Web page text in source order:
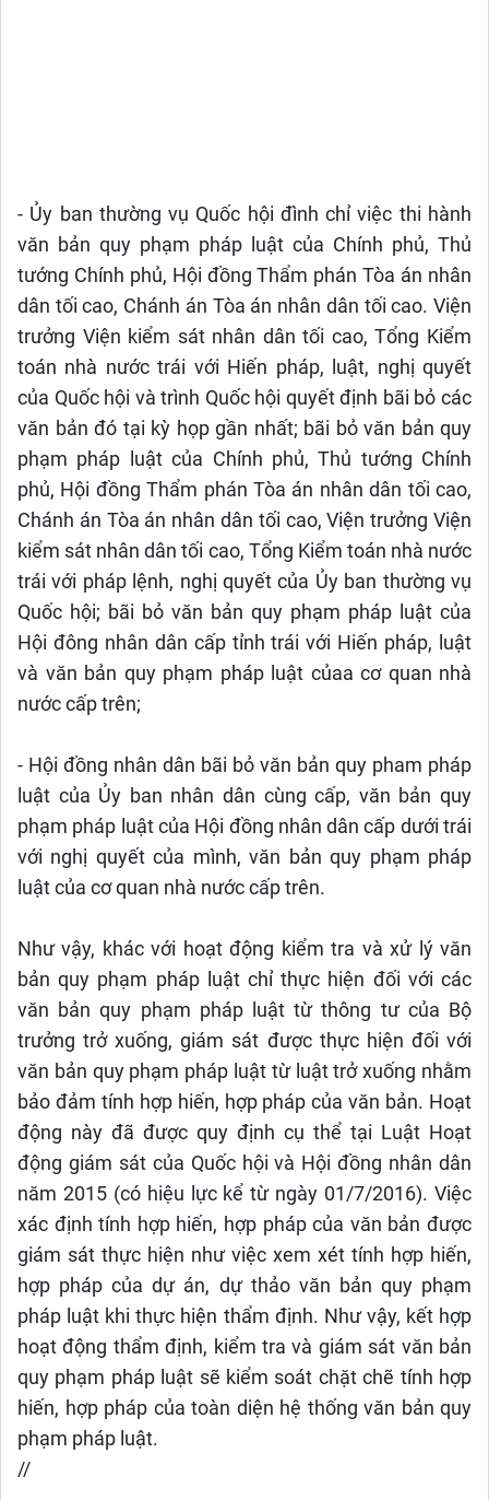
- Ủy ban thường vụ Quốc hội đình chỉ việc thi hành
văn bản quy phạm pháp luật của Chính phủ, Thủ
tướng Chính phủ, Hội đồng Thẩm phán Tòa án nhân
dân tối cao, Chánh án Tòa án nhân dân tối cao. Viện
trưởng Viện kiểm sát nhân dân tối cao, Tổng Kiểm
toán nhà nước trái với Hiến pháp, luật, nghị quyết
của Quốc hội và trình Quốc hội quyết định bãi bỏ các
văn bản đó tại kỳ họp gần nhất; bãi bỏ văn bản quy
phạm pháp luật của Chính phủ, Thủ tướng Chính
phủ, Hội đồng Thẩm phán Tòa án nhân dân tối cao,
Chánh án Tòa án nhân dân tối cao, Viện trưởng Viện
kiểm sát nhân dân tối cao, Tổng Kiểm toán nhà nước
trái với pháp lệnh, nghị quyết của Ủy ban thường vụ
Quốc hội; bãi bỏ văn bản quy phạm pháp luật của
Hội đông nhân dân cấp tỉnh trái với Hiến pháp, luật
và văn bản quy phạm pháp luật củaa cơ quan nhà
nước cấp trên;
- Hội đồng nhân dân bãi bỏ văn bản quy pham pháp
luật của Ủy ban nhân dân cùng cấp, văn bản quy
phạm pháp luật của Hội đồng nhân dân cấp dưới trái
với nghị quyết của mình, văn bản quy phạm pháp
luật của cơ quan nhà nước cấp trên.
Như vậy, khác với hoạt động kiểm tra và xử lý văn
bản quy phạm pháp luật chỉ thực hiện đối với các
văn bản quy phạm pháp luật từ thông tư của Bộ
trưởng trở xuống, giám sát được thực hiện đối với
văn bản quy phạm pháp luật từ luật trở xuống nhằm
bảo đảm tính hợp hiến, hợp pháp của văn bản. Hoạt
động này đã được quy định cụ thể tại Luật Hoạt
động giám sát của Quốc hội và Hội đồng nhân dân
năm 2015 (có hiệu lực kể từ ngày 01/7/2016). Việc
xác định tính hợp hiến, hợp pháp của văn bản được
giám sát thực hiện như việc xem xét tính hợp hiến,
hợp pháp của dự án, dự thảo văn bản quy phạm
pháp luật khi thực hiện thẩm định. Như vậy, kết hợp
hoạt động thẩm định, kiểm tra và giám sát văn bản
quy phạm pháp luật sẽ kiểm soát chặt chẽ tính hợp
hiến, hợp pháp của toàn diện hệ thống văn bản quy
phạm pháp luật.
//